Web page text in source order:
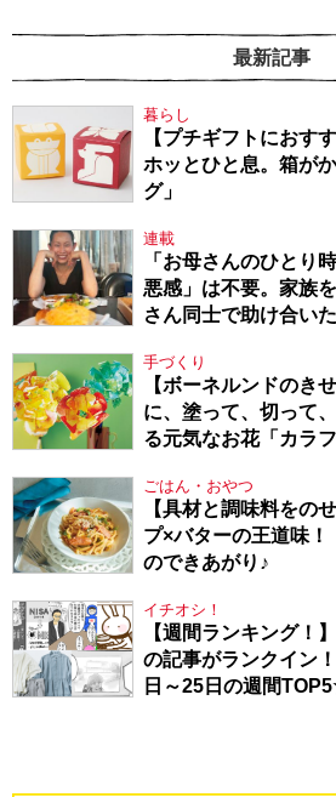
最新記事
暮らし
【プチギフトにおす
ホッとひと息。箱が
グ」
連載
「お母さんのひとり
悪感」は不要。家族
さん同士で助け合い
手づくり
【ボーネルンドのき
に、塗って、切って
る元気なお花「カラ
ごはん・おやつ
【具材と調味料をの
プ×バターの王道味！
のできあがり♪
イチオシ！
【週間ランキング！
の記事がランクイン
日～25日の週間